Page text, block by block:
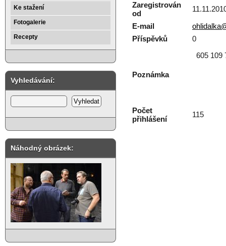
Ke stažení
Fotogalerie
Recepty
Vyhledávání:
Náhodný obrázek:
Zaregistrován
od
E-mail
Příspěvků
0
Poznámka
605 109
Počet
přihlášení
115